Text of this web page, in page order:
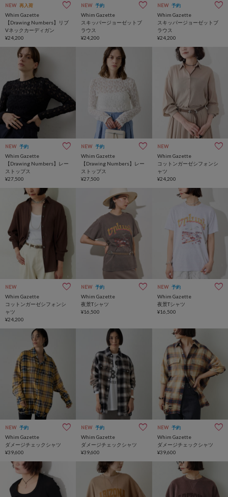
NEW 再入荷
Whim Gazette
【Drawing Numbers】リブ
Vネックカーディガン
¥24,200
NEW 予約
Whim Gazette
スキッパージョーゼットブ
ラウス
¥24,200
NEW 予約
Whim Gazette
スキッパージョーゼットブ
ラウス
¥24,200
NEW 予約
Whim Gazette
【Drawing Numbers】レー
ストップス
¥27,500
NEW 予約
Whim Gazette
【Drawing Numbers】レー
ストップス
¥27,500
NEW
Whim Gazette
コットンガーゼシフォンシ
ャツ
¥24,200
NEW
Whim Gazette
コットンガーゼシフォンシ
ャツ
¥24,200
NEW 予約
Whim Gazette
夜景Tシャツ
¥16,500
NEW 予約
Whim Gazette
夜景Tシャツ
¥16,500
NEW 予約
Whim Gazette
ダメージチェックシャツ
¥39,600
NEW 予約
Whim Gazette
ダメージチェックシャツ
¥39,600
NEW 予約
Whim Gazette
ダメージチェックシャツ
¥39,600